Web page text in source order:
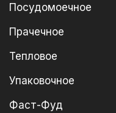
Посудомоечное
Прачечное
Тепловое
Упаковочное
Фаст-Фуд